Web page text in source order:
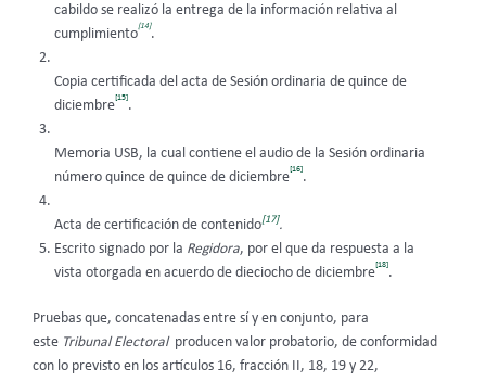
cabildo se realizó la entrega de la información relativa al
cumplimiento
[14]
.
Copia certificada del acta de Sesión ordinaria de quince de
diciembre
[15]
.
Memoria USB, la cual contiene el audio de la Sesión ordinaria
número quince de quince de diciembre
[16]
.
Acta de certificación de contenido[17].
Escrito signado por la Regidora, por el que da respuesta a la
vista otorgada en acuerdo de dieciocho de diciembre
[18]
.
Pruebas que, concatenadas entre sí y en conjunto, para
este Tribunal Electoralproducen valor probatorio, de conformidad
con lo previsto en los artículos 16, fracción II, 18, 19 y 22,